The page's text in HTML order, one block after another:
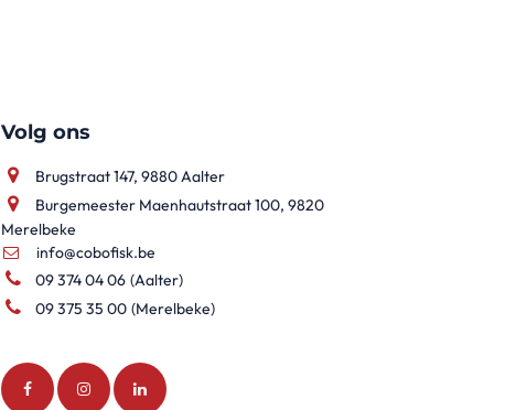
Volg ons
Brugstraat 147, 9880 Aalter
Burgemeester Maenhautstraat 100, 9820
Merelbeke
info@cobofisk.be
09 374 04 06 (Aalter)
09 375 35 00 (Merelbeke)